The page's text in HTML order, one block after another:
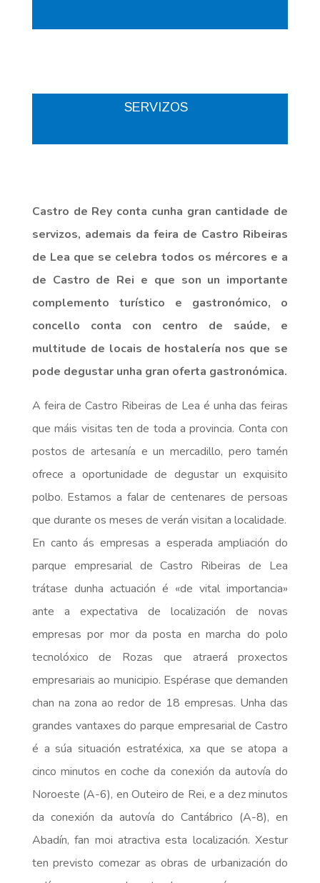
SERVIZOS
Castro de Rey conta cunha gran cantidade de
servizos, ademais da feira de Castro Ribeiras
de Lea que se celebra todos os mércores e a
de Castro de Rei e que son un importante
complemento turístico e gastronómico, o
concello conta con centro de saúde, e
multitude de locais de hostalería nos que se
pode degustar unha gran oferta gastronómica.
A feira de Castro Ribeiras de Lea é unha das feiras
que máis visitas ten de toda a provincia. Conta con
postos de artesanía e un mercadillo, pero tamén
ofrece a oportunidade de degustar un exquisito
polbo. Estamos a falar de centenares de persoas
que durante os meses de verán visitan a localidade.
En canto ás empresas a esperada ampliación do
parque empresarial de Castro Ribeiras de Lea
trátase dunha actuación é «de vital importancia»
ante a expectativa de localización de novas
empresas por mor da posta en marcha do polo
tecnolóxico de Rozas que atraerá proxectos
empresariais ao municipio. Espérase que demanden
chan na zona ao redor de 18 empresas. Unha das
grandes vantaxes do parque empresarial de Castro
é a súa situación estratéxica, xa que se atopa a
cinco minutos en coche da conexión da autovía do
Noroeste (A-6), en Outeiro de Rei, e a dez minutos
da conexión da autovía do Cantábrico (A-8), en
Abadín, fan moi atractiva esta localización. Xestur
ten previsto comezar as obras de urbanización do